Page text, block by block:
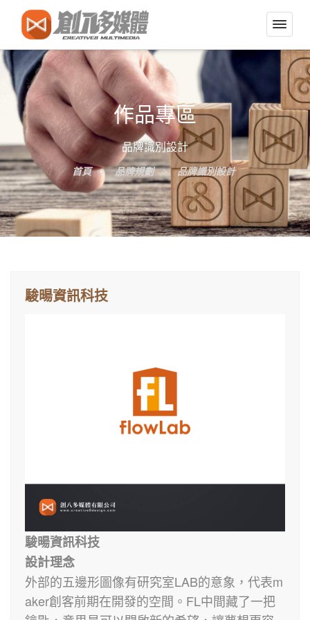
切
換
導
選
單
作品專區
品牌識別設計
首頁 品牌規劃 品牌識別設計
駿暘資訊科技
駿暘資訊科技
設計理念
外部的五邊形圖像有研究室LAB的意象，代表m
aker創客前期在開發的空間。FL中間藏了一把